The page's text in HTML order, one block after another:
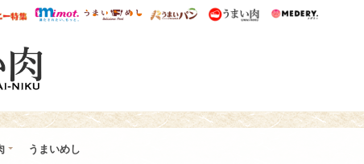
マ* ウレぴあ総研 ディズニー特集
mimot. うまいめし うまいパン うまい肉
うまいめし